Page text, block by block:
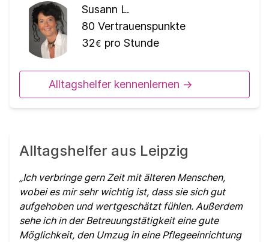
Susann L.
80 Vertrauenspunkte
32€ pro Stunde
Alltagshelfer kennenlernen ->
Alltagshelfer aus Leipzig
Ich verbringe gern Zeit mit älteren Menschen,
wobei es mir sehr wichtig ist, dass sie sich gut
aufgehoben und wertgeschätzt fühlen. Außerdem
sehe ich in der Betreuungstätigkeit eine gute
Möglichkeit, den Umzug in eine Pflegeeinrichtung